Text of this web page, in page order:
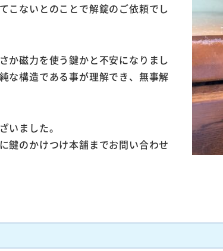
こないとのことで解錠のご依頼でし
か磁力を使う鍵かと不安になりまし
な構造である事が理解でき、無事解
いました。
鍵のかけつけ本舗までお問い合わせ